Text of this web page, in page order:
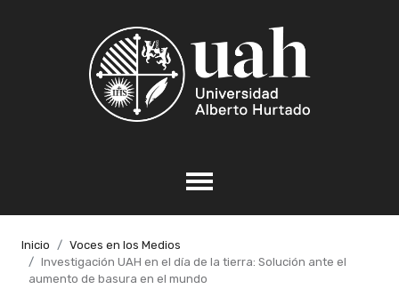
Inicio
Voces en los Medios
Investigación UAH en el día de la tierra: Solución ante el
aumento de basura en el mundo